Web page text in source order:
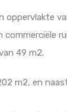
oppervlakte
49 m2.
m2, en